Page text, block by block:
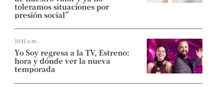
toleramos situaciones por
presión social”
10:41 a.m.
Yo Soy regresa a la TV, Estreno:
hora y dónde ver la nueva
temporada